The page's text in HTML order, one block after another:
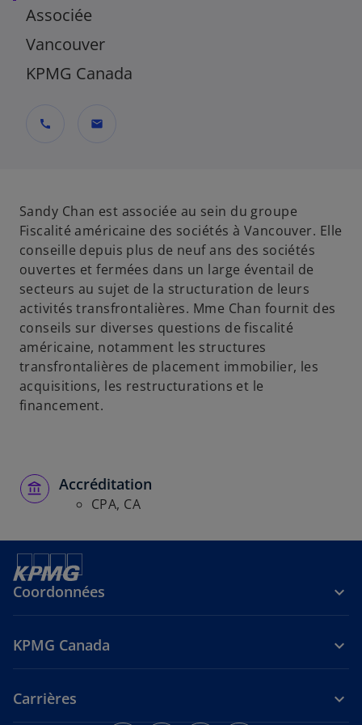
Associée
Vancouver
KPMG Canada
call mail
Sandy Chan est associée au sein du groupe
Fiscalité américaine des sociétés à Vancouver. Elle
conseille depuis plus de neuf ans des sociétés
ouvertes et fermées dans un large éventail de
secteurs au sujet de la structuration de leurs
activités transfrontalières. Mme Chan fournit des
conseils sur diverses questions de fiscalité
américaine, notamment les structures
transfrontalières de placement immobilier, les
acquisitions, les restructurations et le
financement.
Accréditation
CPA, CA
Coordonnées
KPMG Canada
Carrières